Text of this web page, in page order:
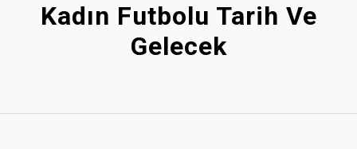
Kadın Futbolu Tarih Ve
Gelecek